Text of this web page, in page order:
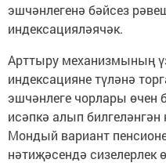
эшчәнлегенә бәйсез
индексацияләячәк.
Арттыру механизмының
индексацияне түләнә
эшчәнлеге чорлары өчен
исәпкә алып билгеләнгән
Мондый вариант
нәтиҗәсендә сизелерлек